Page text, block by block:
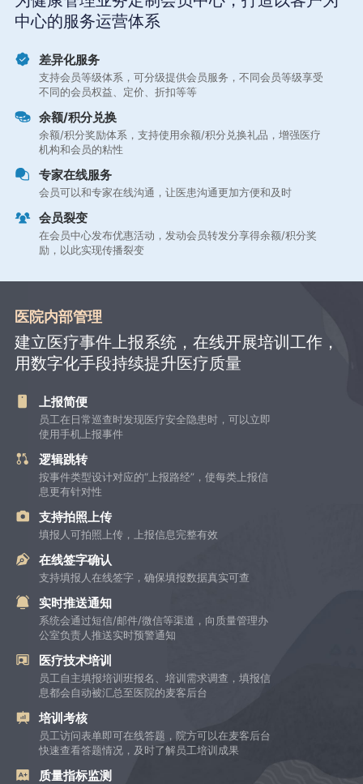
中心的服务运营体系
差异化服务
支持会员等级体系，可分级提供会员服务，不同会员等级享受
不同的会员权益、定价、折扣等等
余额/积分兑换
余额/积分奖励体系，支持使用余额/积分兑换礼品，增强医疗
机构和会员的粘性
专家在线服务
会员可以和专家在线沟通，让医患沟通更加方便和及时
会员裂变
在会员中心发布优惠活动，发动会员转发分享得余额/积分奖
励，以此实现传播裂变
医院内部管理
建立医疗事件上报系统，在线开展培训工作，
用数字化手段持续提升医疗质量
上报简便
员工在日常巡查时发现医疗安全隐患时，可以立即
使用手机上报事件
逻辑跳转
按事件类型设计对应的“上报路经”，使每类上报信
息更有针对性
支持拍照上传
填报人可拍照上传，上报信息完整有效
在线签字确认
支持填报人在线签字，确保填报数据真实可查
实时推送通知
系统会通过短信/邮件/微信等渠道，向质量管理办
公室负责人推送实时预警通知
医疗技术培训
员工自主填报培训班报名、培训需求调查，填报信
息都会自动被汇总至医院的麦客后台
培训考核
员工访问表单即可在线答题，院方可以在麦客后台
快速查看答题情况，及时了解员工培训成果
质量指标监测